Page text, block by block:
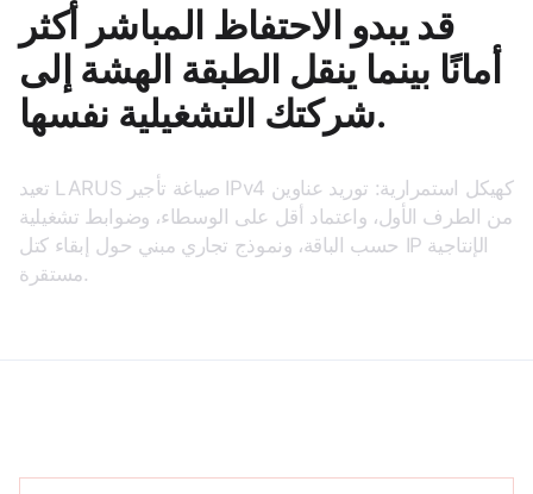
قد يبدو الاحتفاظ المباشر أكثر
أمانًا بينما ينقل الطبقة الهشة إلى
شركتك التشغيلية نفسها.
تعيد LARUS صياغة تأجير IPv4 كهيكل استمرارية: توريد عناوين
من الطرف الأول، واعتماد أقل على الوسطاء، وضوابط تشغيلية
حسب الباقة، ونموذج تجاري مبني حول إبقاء كتل IP الإنتاجية
مستقرة.